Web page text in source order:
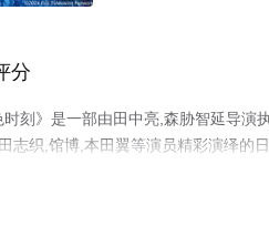
分
刻》是一部由田中亮,森胁智延导演
志织,馆博,本田翼等演员精彩演绎的
堂电影网，更多相关信息可移步至豆